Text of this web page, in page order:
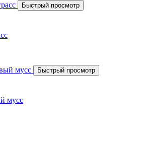
Быстрый просмотр
Быстрый просмотр
мусс